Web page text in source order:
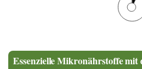
Essenzielle Mikronährstoffe mit